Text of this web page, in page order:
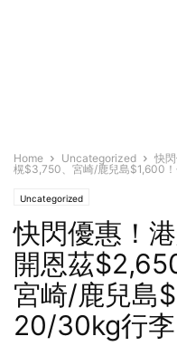
Home Uncategorized
快
榥$3,750、宮崎/鹿兒島$1,600
Uncategorized
快閃優惠！
開恩茲
宮崎/鹿兒島
20/30kg行李